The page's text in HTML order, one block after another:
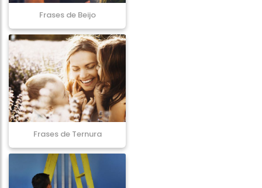
Frases de Beijo
Frases de Ternura